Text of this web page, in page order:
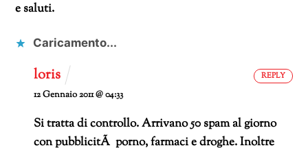
e saluti.
Caricamento...
loris
12 Gennaio 2011 @ 04:33
Si tratta di controllo. Arrivano 50 spam al giorno
con pubblicitÃ porno, farmaci e droghe.Inoltre
REPLY